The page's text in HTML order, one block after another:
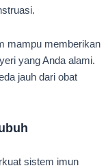
mampu memberikan
yang Anda alami.
jauh dari obat
sistem imun